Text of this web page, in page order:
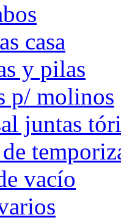
casa
y pilas
p/ molinos
juntas
vacío